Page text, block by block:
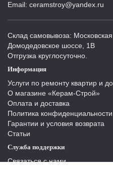
Email: ceramstroy@yandex.ru
Склад самовывоза: Московская
Домодедовское шоссе, 1В
Отгрузка круглосуточно.
Информация
Услуги по ремонту квартир и
О магазине «Керам-Строй»
Оплата и доставка
Политика конфиденциальности
Гарантии и условия возврата
Статьи
Служба поддержки
Связаться с нами